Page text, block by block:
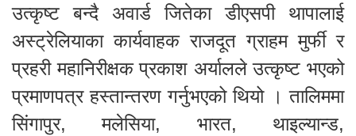
उत्कृष्ट बन्दै अवार्ड जितेका डीएसपी थापालाई
अस्ट्रेलियाका कार्यवाहक राजदूत ग्राहम मुर्फी र
प्रहरी महानिरीक्षक प्रकाश अर्यालले उत्कृष्ट भएको
प्रमाणपत्र हस्तान्तरण गर्नुभएको थियो । तालिममा
सिंगापुर, मलेसिया, भारत, थाइल्यान्ड,